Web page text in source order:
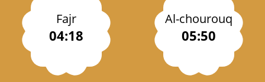
Fajr
04:18
Al-chourouq
05:50